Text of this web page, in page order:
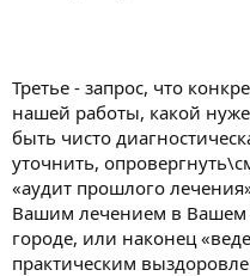
Третье - запрос, что
нашей работы, какой
быть чисто
уточнить,
«аудит прошлого
Вашим лечением в
городе, или наконец
практическим